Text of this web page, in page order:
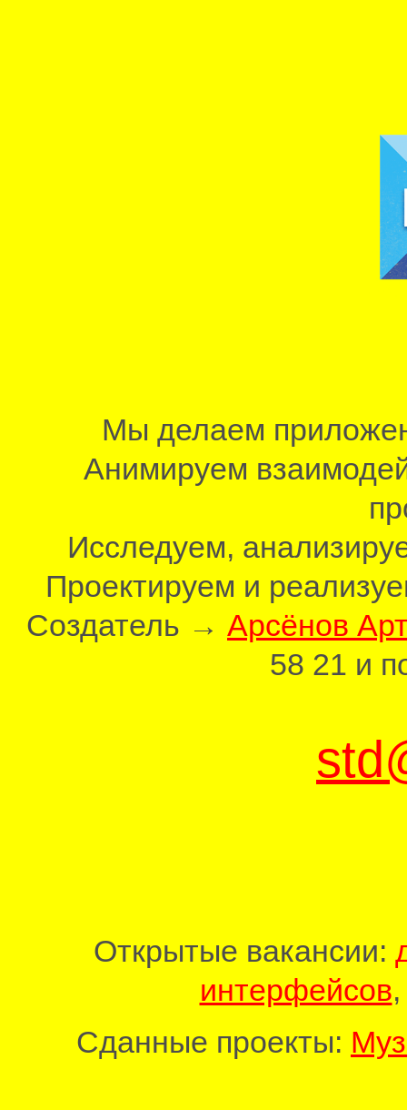
Мы делаем
Анимируем
Исследуем,
Проектируем и
Создатель → Арсёнов
58 21 и
Открытые вакансии:
интерфейсов
Сданные проекты: